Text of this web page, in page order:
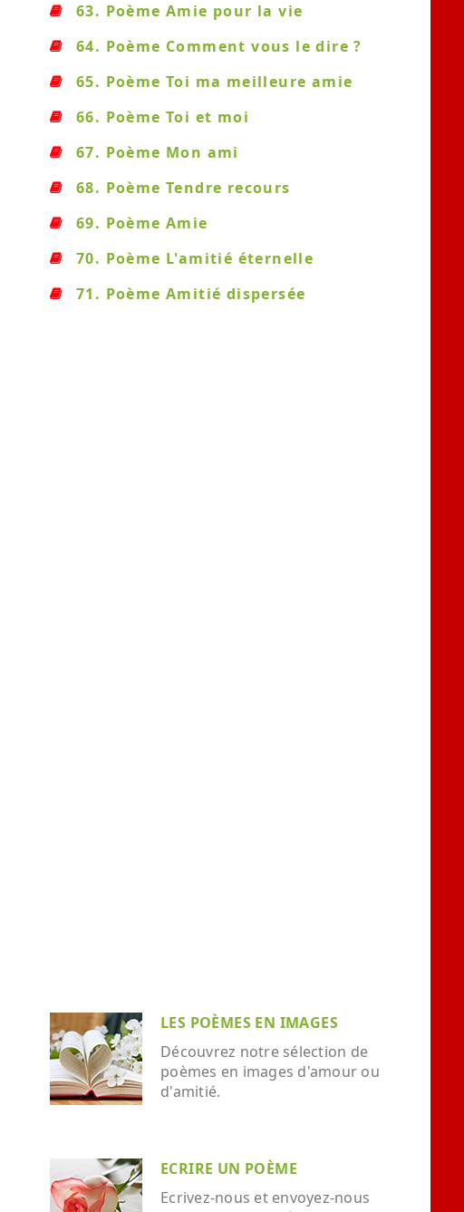
63. Poème Amie pour la vie
64. Poème Comment vous le dire ?
65. Poème Toi ma meilleure amie
66. Poème Toi et moi
67. Poème Mon ami
68. Poème Tendre recours
69. Poème Amie
70. Poème L'amitié éternelle
71. Poème Amitié dispersée
LES POÈMES EN IMAGES
Découvrez notre sélection de
poèmes en images d'amour ou
d'amitié.
ECRIRE UN POÈME
Ecrivez-nous et envoyez-nous